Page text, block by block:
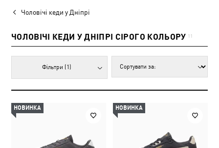
Чоловічі кеди у Дніпрі
ЧОЛОВІЧІ КЕДИ У ДНІПРІ СІРОГО КОЛЬОРУ 11
Фільтри (1)
НОВИНКА НОВИНКА